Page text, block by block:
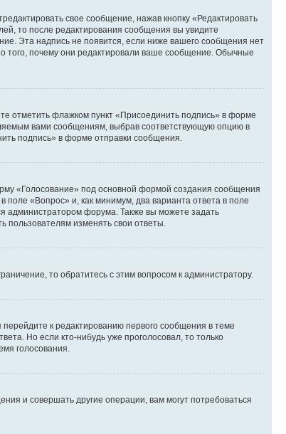
свое сообщение, нажав кнопку «Редактировать
то после редактирования сообщения вы увидите
Эта надпись не появится, если ниже вашего сообщения нет
того, почему они редактировали ваше сообщение. Обычные
отметить флажком пункт «Присоединить подпись» в форме
вами сообщениям, выбрав соответствующую опцию в
подпись» в форме отправки сообщения.
«Голосование» под основной формой создания сообщения
поле «Вопрос» и, как минимум, два варианта ответа в поле
администратором форума. Также вы можете задать
пользователям изменять свои ответы.
то обратитесь с этим вопросом к администратору.
к редактированию первого сообщения в теме
Но если кто-нибудь уже проголосовал, то только
голосования.
и совершать другие операции, вам могут потребоваться